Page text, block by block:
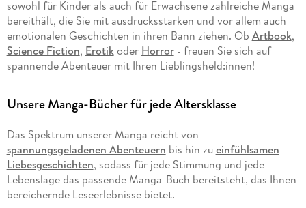
sowohl für Kinder als auch für Erwachsene zahlreiche Manga
bereithält, die Sie mit ausdrucksstarken und vor allem auch
emotionalen Geschichten in ihren Bann ziehen. Ob Artbook,
Science Fiction, Erotikoder Horror- freuen Sie sich auf
spannende Abenteuer mit Ihren Lieblingsheld:innen!
Unsere Manga-Bücher für jede Altersklasse
Das Spektrum unserer Manga reicht von
spannungsgeladenen Abenteuern bis hin zueinfühlsamen
Liebesgeschichten, sodass für jede Stimmung und jede
Lebenslage das passende Manga-Buch bereitsteht, das Ihnen
bereichernde Leseerlebnisse bietet.